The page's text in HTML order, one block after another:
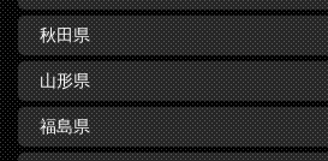
秋田県
山形県
福島県